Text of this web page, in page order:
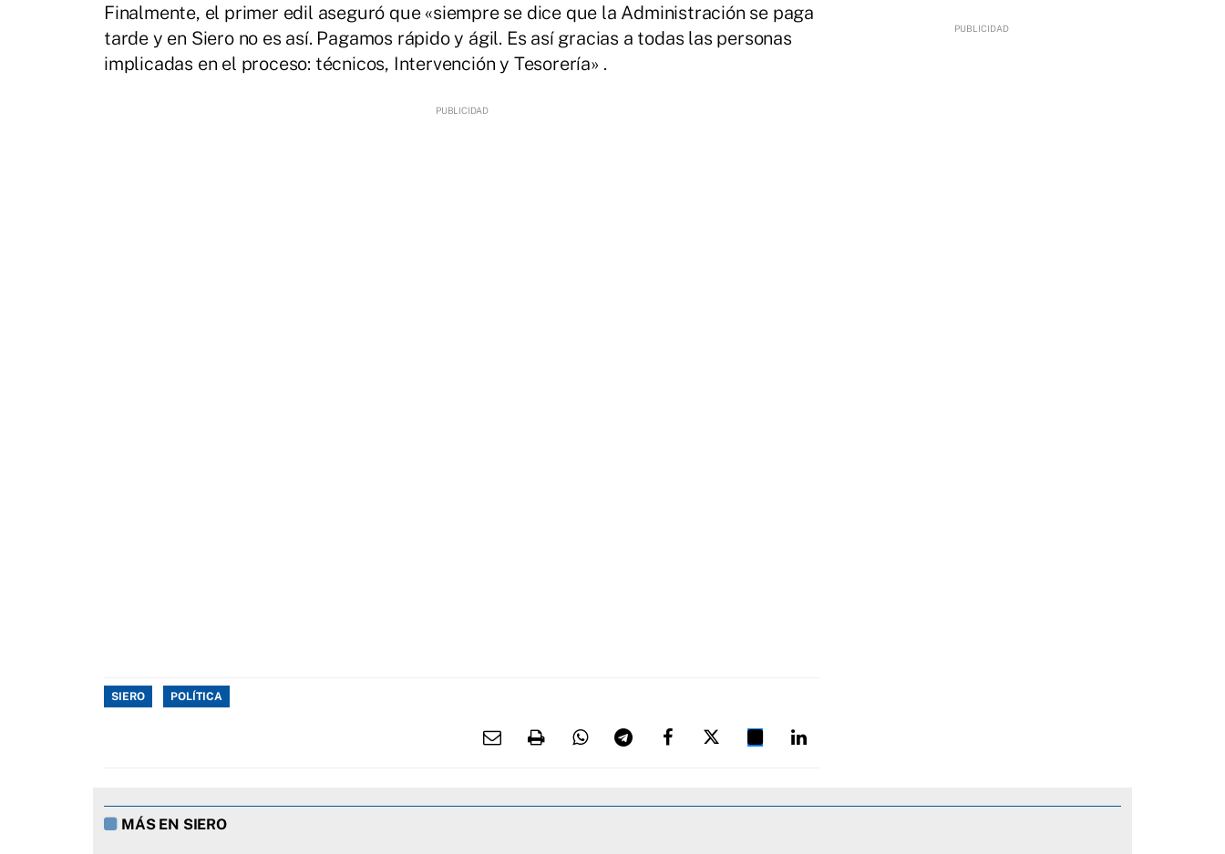
Finalmente, el primer edil aseguró que «siempre se dice que la Administración se paga
tarde y en Siero no es así. Pagamos rápido y ágil. Es así gracias a todas las personas
implicadas en el proceso: técnicos, Intervención y Tesorería» .
SIERO POLÍTICA
MÁS EN SIERO